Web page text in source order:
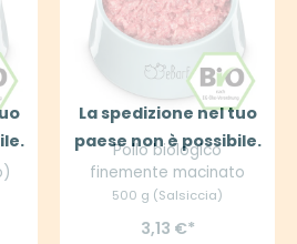
La spedizione nel tuo
paese non è possibile.
Pollo biologico
finemente macinato
500 g (Salsiccia)
3,13 €